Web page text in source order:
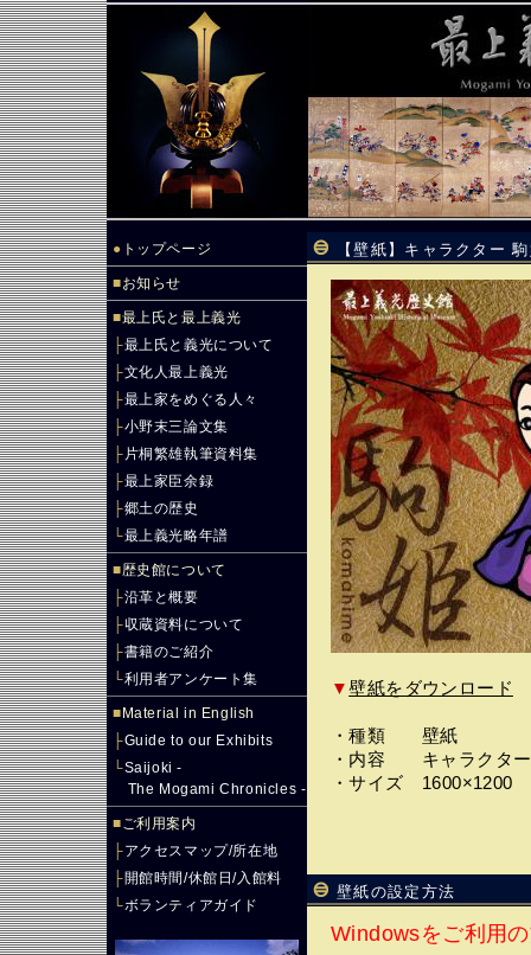
● トップページ
■お知らせ
■最上氏と最上義光
├最上氏と義光について
├文化人最上義光
├最上家をめぐる人々
├小野末三論文集
├ 片桐繁雄執筆資料集
├最上家臣余録
├郷土の歴史
└最上義光略年譜
■歴史館について
├沿革と概要
├収蔵資料について
├書籍のご紹介
└利用者アンケート集
■ Material in English
├Guide to our Exhibits
└Saijoki -
The Mogami Chronicles -
■ご利用案内
├アクセスマップ/所在地
├開館時間/休館日/入館料
└ボランティアガイド
【壁紙】キャラクター
▼壁紙をダウンロード
・種類 壁紙
・内容 キャラクター
・サイズ 1600×1200
壁紙の設定方法
Windowsをご利用